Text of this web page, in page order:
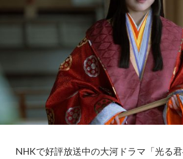
NHKで好評放送中の大河ドラマ「光る